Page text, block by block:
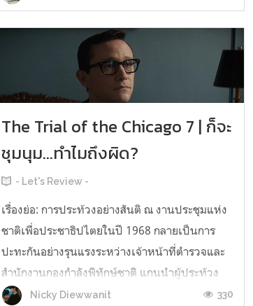
ด้วยฟิลเตอร์ติ่งนาฮงจิน แบบเอาฟิลเตอร์ออกไปไม่
The Trial of the Chicago 7 | ก็จะ
ชุมนุม...ทำไมถึงผิด?
- Let's Review -
เรื่องย่อ: การประท้วงอย่างสันติ ณ งานประชุมแห่ง
ชาติเพื่อประชาธิปไตยในปี 1968 กลายเป็นการ
ปะทะกันอย่างรุนแรงระหว่างเจ้าหน้าที่ตำรวจและ
สำนักงานกองกำลังพิทักษ์ชาติ แกนนำผู้ประท้วง
อย่างแอ็บบี้ ฮอฟแมน, เจอรรี่ รูบิน, ทอม เฮย์เดน
Nicky Diewwanit 330